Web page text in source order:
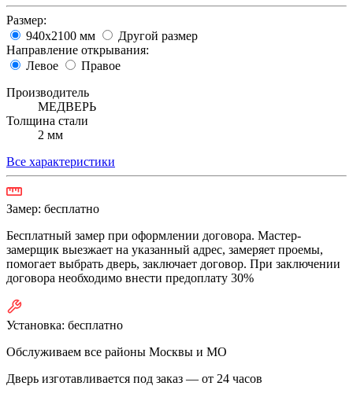
Размер:
940х2100 мм
Другой размер
Направление открывания:
Левое
Правое
Производитель
МЕДВЕРЬ
Толщина стали
2 мм
Все характеристики
Замер: бесплатно
Бесплатный замер при оформлении договора. Мастер-
замерщик выезжает на указанный адрес, замеряет проемы,
помогает выбрать дверь, заключает договор. При заключении
договора необходимо внести предоплату 30%
Установка: бесплатно
Обслуживаем все районы Москвы и МО
Дверь изготавливается под заказ — от 24 часов